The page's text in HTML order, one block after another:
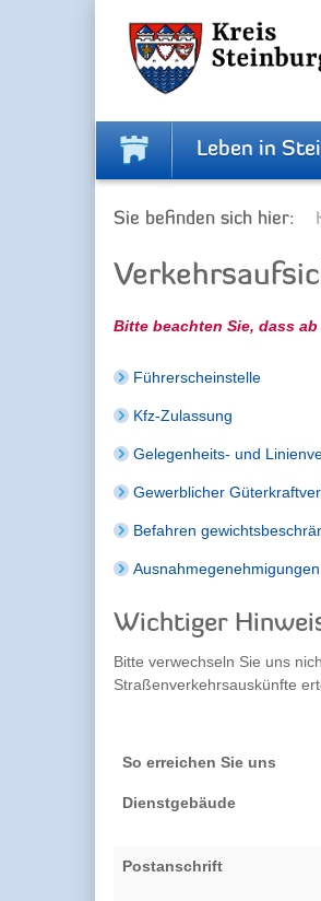
Leben in
Sie befinden sich hier:
Bitte beachten Sie, dass
Führerscheinstelle
Kfz-Zulassung
Gelegenheits- und
Gewerblicher
Befahren
Wichtiger
Bitte verwechseln Sie uns
Straßenverkehrsauskünfte
So erreichen Sie uns
Dienstgebäude
Postanschrift